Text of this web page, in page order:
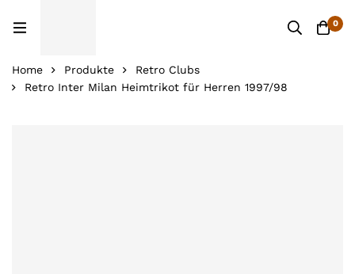
0
Home Produkte
Retro Clubs
Retro Inter Milan Heimtrikot für Herren 1997/98